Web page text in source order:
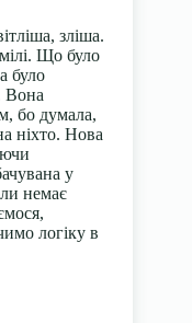
зліша.
Що було
було
Вона
бо думала,
ніхто. Нова
у
немає
логіку в